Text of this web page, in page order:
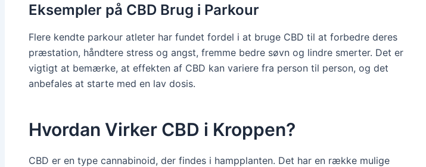
Eksempler på CBD Brug i Parkour
Flere kendte parkour atleter har fundet fordel i at bruge CBD til at forbedre deres
præstation, håndtere stress og angst, fremme bedre søvn og lindre smerter. Det er
vigtigt at bemærke, at effekten af CBD kan variere fra person til person, og det
anbefales at starte med en lav dosis.
Hvordan Virker CBD i Kroppen?
CBD er en type cannabinoid, der findes i hampplanten. Det har en række mulige